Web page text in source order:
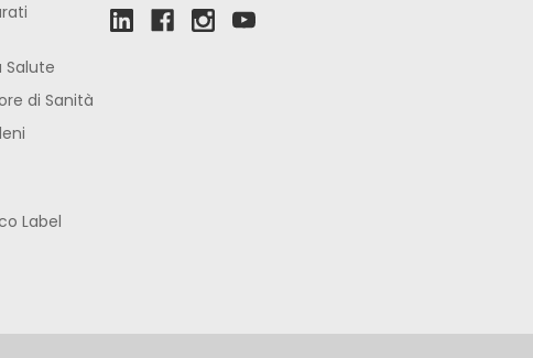
Salute
di Sanità
Label